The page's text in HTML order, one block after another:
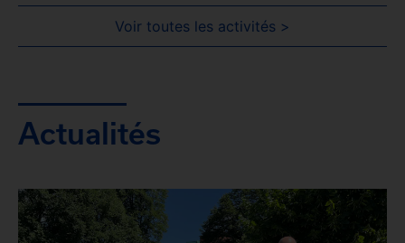
Voir toutes les activités >
Actualités